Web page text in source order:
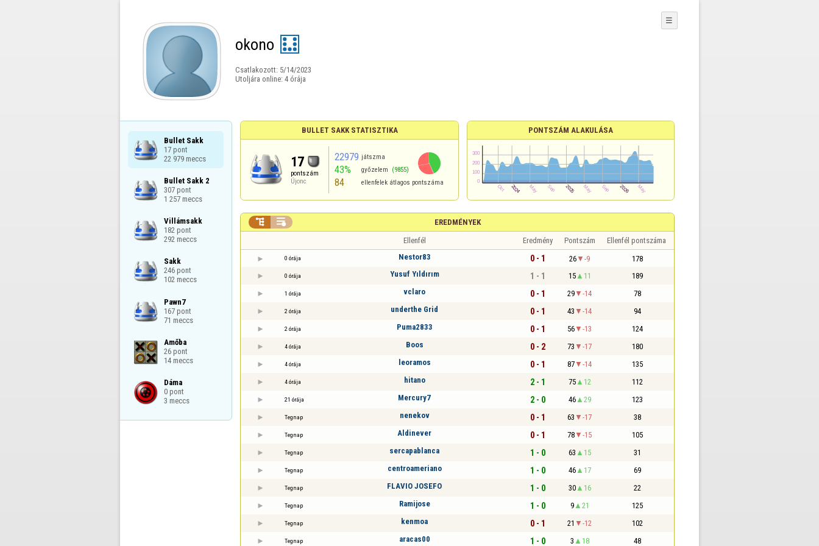
okono
Csatlakozott: 5/14/2023
Utoljára online: 4 órája
☰
Bullet Sakk
17 pont
22 979 meccs
Bullet Sakk 2
307 pont
1 257 meccs
Villámsakk
182 pont
292 meccs
Sakk
246 pont
102 meccs
Pawn7
167 pont
71 meccs
Amőba
26 pont
14 meccs
Dáma
0 pont
3 meccs
BULLET SAKK STATISZTIKA
17
pontszám
Újonc
22979 játszma
43% győzelem (9855)
84 ellenfelek átlagos pontszáma
PONTSZÁM ALAKULÁSA
EREDMÉNYEK
 
Ellenfél Eredmény Pontszám Ellenfél pontszáma
0 órája Nestor83 0 - 1 26 -9 178
0 órája Yusuf Yıldırım 1 - 1 15 11 189
1 órája vclaro 0 - 1 29 -14 78
2 órája underthe Grid 0 - 1 43 -14 94
2 órája Puma2833 0 - 1 56 -13 124
4 órája Boos 0 - 2 73 -17 180
4 órája leoramos 0 - 1 87 -14 135
4 órája hitano 2 - 1 75 12 112
21 órája Mercury7 2 - 0 46 29 123
Tegnap nenekov 0 - 1 63 -17 38
Tegnap Aldinever 0 - 1 78 -15 105
Tegnap sercapablanca 1 - 0 63 15 31
Tegnap centroameriano 1 - 0 46 17 69
Tegnap FLAVIO JOSEFO 1 - 0 30 16 22
Tegnap Ramijose 1 - 0 9 21 125
Tegnap kenmoa 0 - 1 21 -12 102
Tegnap aracas00 1 - 0 3 18 48